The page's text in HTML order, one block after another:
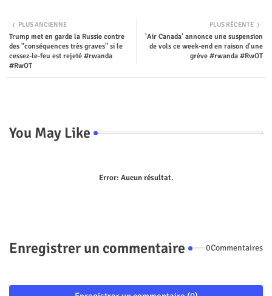
ter tsap
PLUS RÉCENTE
'Air Canada' annonce une suspension
de vols ce week-end en raison d'une
grève #rwanda #RwOT
PLUS ANCIENNE
Trump met en garde la Russie contre
des "conséquences très graves" si le
cessez-le-feu est rejeté #rwanda
#RwOT
You May Like
Error: Aucun résultat.
Enregistrer un commentaire 0Commentaires